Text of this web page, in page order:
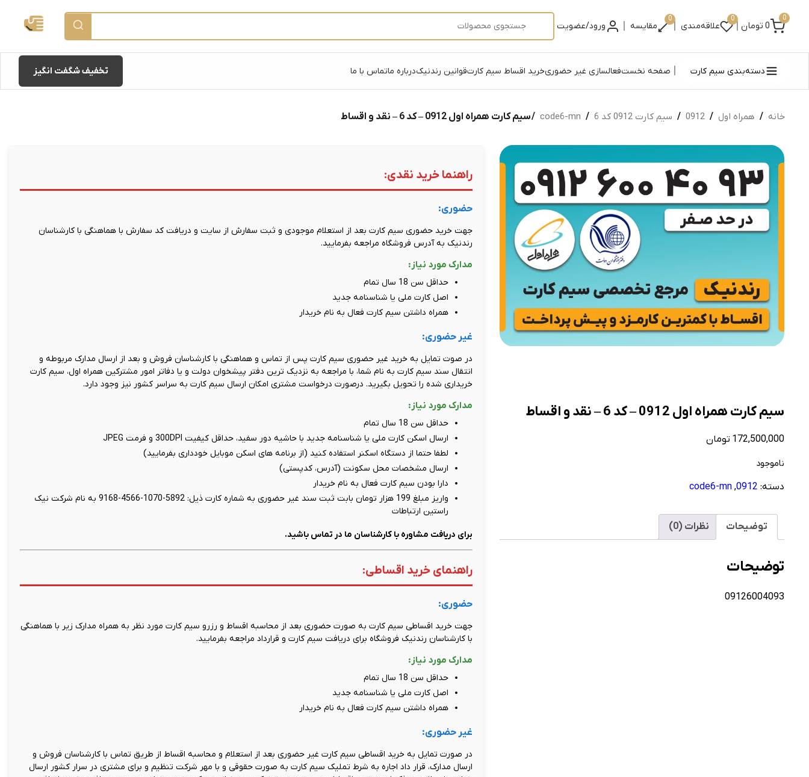
0
0 تومان |
0
علاقه‌مندی |
0
مقایسه | ورود/عضویت
دسته‌بندی سیم کارت صفحه نخستفعالسازی غیر حضوریخرید اقساط سیم کارتقوانین رندنیکدرباره ماتماس با ما تخفیف شگفت انگیز
خانه / همراه اول /
0912
/ سیم کارت 0912 کد 6 /
code6-mn / سیم کارت همراه اول 0912 – کد 6 – نقد و اقساط
سیم کارت همراه اول 0912 – کد 6 – نقد و اقساط
172,500,000 تومان
ناموجود
دسته: 0912
,
code6-mn
توضیحات نظرات (0)
توضیحات
09126004093
راهنما خرید نقدی:
حضوری:
جهت خرید حضوری سیم کارت بعد از استعلام موجودی و ثبت سفارش از سایت و دریافت کد سفارش با هماهنگی با کارشناسان
رندنیک به آدرس فروشگاه مراجعه بفرمایید.
مدارک مورد نیاز:
حداقل سن 18 سال تمام
اصل کارت ملی یا شناسنامه جدید
همراه داشتن سیم کارت فعال به نام خریدار
غیر حضوری:
در صوت تمایل به خرید غیر حضوری سیم کارت پس از تماس و هماهنگی با کارشناسان فروش و بعد از ارسال مدارک مربوطه و
انتقال سند سیم کارت به نام شما، با مراجعه به نزدیک ترین دفتر پیشخوان دولت و یا دفاتر امور مشترکین همراه اول، سیم کارت
خریداری شده را تحویل بگیرید. درصورت درخواست مشتری امکان ارسال سیم کارت به سراسر کشور نیز وجود دارد.
مدارک مورد نیاز:
حداقل سن 18 سال تمام
ارسال اسکن کارت ملی یا شناسنامه جدید با حاشیه دور سفید، حداقل کیفیت 300DPI و فرمت JPEG
لطفا حتما از دستگاه اسکنر استفاده کنید (از برنامه های اسکن موبایل خودداری بفرمایید)
ارسال مشخصات محل سکونت (آدرس، کدپستی)
دارا بودن سیم کارت فعال به نام خریدار
واریز مبلغ 199 هزار تومان بابت ثبت سند غیر حضوری به شماره کارت ذیل: 5892-1070-4566-9168 به نام شرکت نیک
راستین ارتباطات
برای دریافت مشاوره با کارشناسان ما در تماس باشید.
راهنمای خرید اقساطی:
حضوری:
جهت خرید اقساطی سیم کارت به صورت حضوری بعد از محاسبه اقساط و رزرو سیم کارت مورد نظر به همراه مدارک زیر با هماهنگی
با کارشناسان رندنیک فروشگاه برای دریافت سیم کارت و قرارداد مراجعه بفرمایید.
مدارک مورد نیاز:
حداقل سن 18 سال تمام
اصل کارت ملی یا شناسنامه جدید
همراه داشتن سیم کارت فعال به نام خریدار
غیر حضوری:
در صورت تمایل به خرید اقساطی سیم کارت غیر حضوری بعد از استعلام و محاسبه اقساط از طریق تماس با کارشناسان فروش و
ارسال مدارک، قرار داد اجاره به شرط تملیک سیم کارت به صورت حقوقی و با مهر شرکت تنظیم و برای مشتری در سرار کشور ارسال